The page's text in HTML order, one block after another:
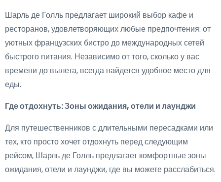
Шарль де Голль предлагает широкий выбор кафе и
ресторанов, удовлетворяющих любые предпочтения: от
уютных французских бистро до международных сетей
быстрого питания. Независимо от того, сколько у вас
времени до вылета, всегда найдется удобное место для
еды.
Где отдохнуть: Зоны ожидания, отели и лаунджи
Для путешественников с длительными пересадками или
тех, кто просто хочет отдохнуть перед следующим
рейсом, Шарль де Голль предлагает комфортные зоны
ожидания, отели и лаунджи, где вы можете расслабиться.